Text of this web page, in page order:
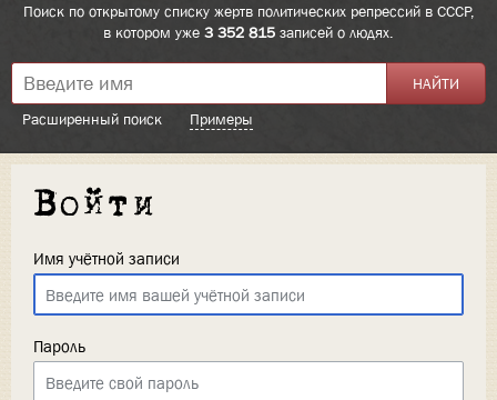
Поиск по открытому списку жертв политических репрессий в СССР,
в котором уже 3 352 815 записей о людях.
Расширенный поиск Примеры
Войти
Имя учётной записи
Пароль